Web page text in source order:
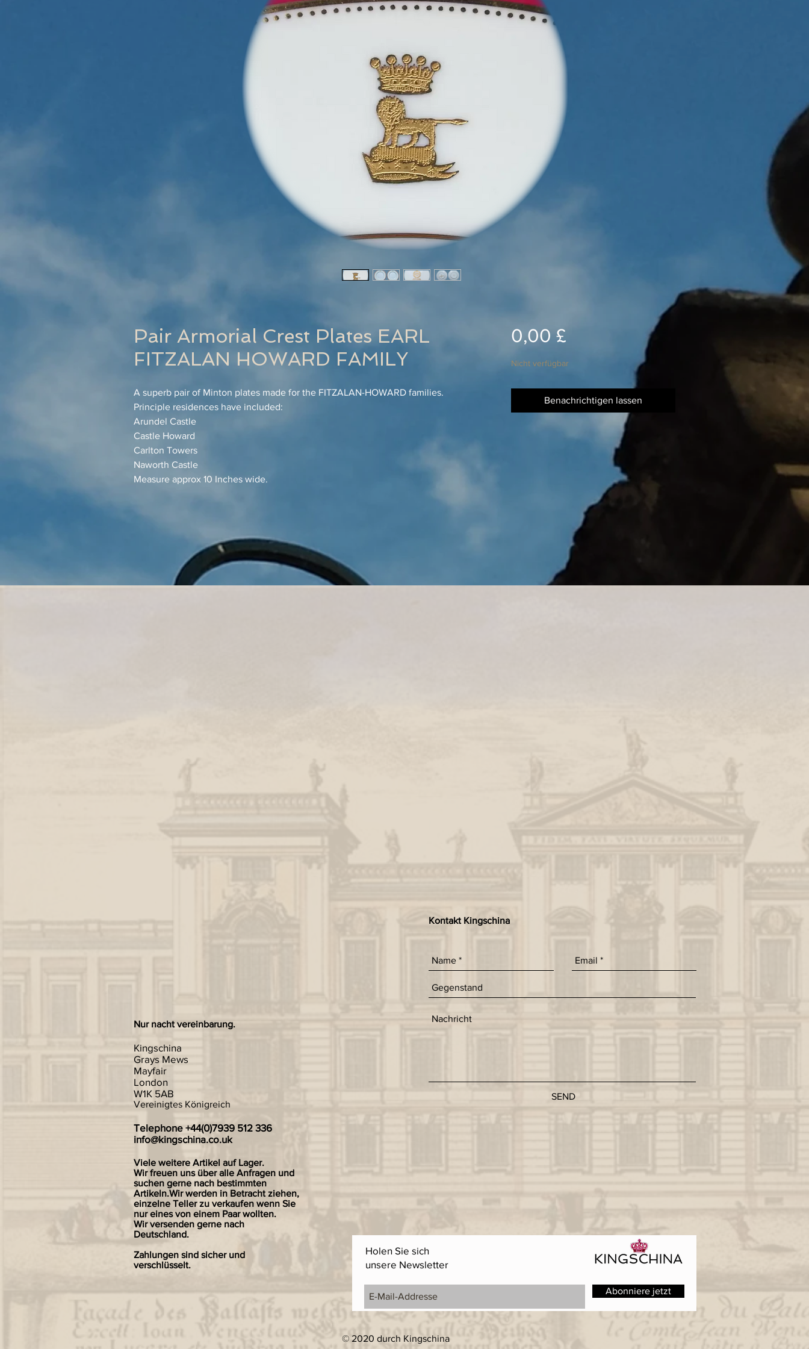
Pair Armorial Crest Plates EARL
FITZALAN HOWARD FAMILY
A superb pair of Minton plates made for the FITZALAN-HOWARD families.
Principle residences have included:
Arundel Castle
Castle Howard
Carlton Towers
Naworth Castle
Measure approx 10 Inches wide.
0,00 £Preis
Nicht verfügbar
Benachrichtigen lassen
Nur nacht vereinbarung.
Kingschina
Grays Mews
Mayfair
London
W1K 5AB
Vereinigtes Königreich
Telephone +44(0)7939 512 336
info@kingschina.co.uk
Viele weitere Artikel auf Lager.
Wir freuen uns über alle Anfragen und
suchen gerne nach bestimmten
Artikeln.Wir werden in Betracht ziehen,
einzelne Teller zu verkaufen wenn Sie
nur eines von einem Paar wollten.
Wir versenden gerne nach
Deutschland.
Zahlungen sind sicher und
verschlüsselt.
Kontakt Kingschina
SEND
Holen Sie sich
unsere Newsletter
Abonniere jetzt
© 2020 durch Kingschina